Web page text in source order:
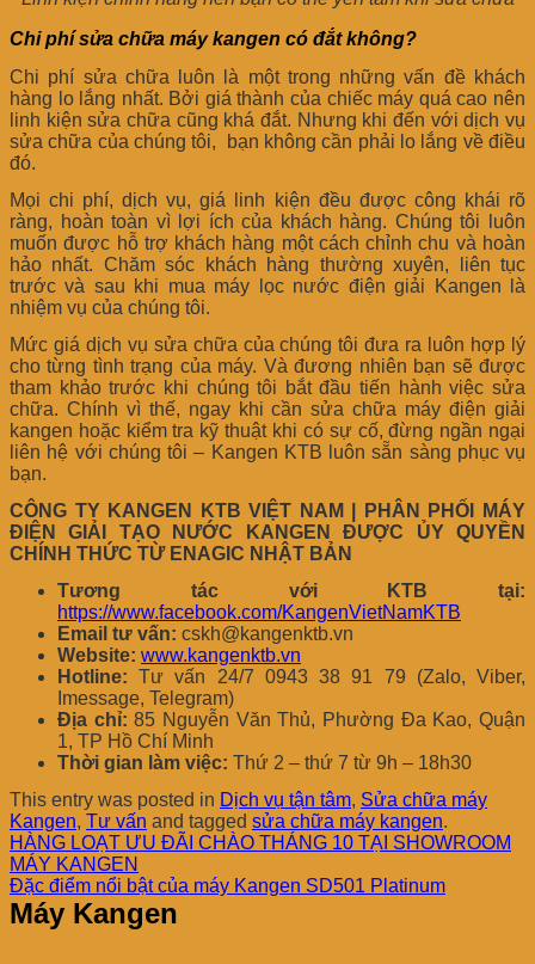
Chi phí sửa chữa máy kangen có đắt không?
Chi phí sửa chữa luôn là một trong những vấn đề khách
hàng lo lắng nhất. Bởi giá thành của chiếc máy quá cao nên
linh kiện sửa chữa cũng khá đắt. Nhưng khi đến với dịch vụ
sửa chữa của chúng tôi, bạn không cần phải lo lắng về điều
đó.
Mọi chi phí, dịch vụ, giá linh kiện đều được công khái rõ
ràng, hoàn toàn vì lợi ích của khách hàng. Chúng tôi luôn
muốn được hỗ trợ khách hàng một cách chỉnh chu và hoàn
hảo nhất. Chăm sóc khách hàng thường xuyên, liên tục
trước và sau khi mua máy lọc nước điện giải Kangen là
nhiệm vụ của chúng tôi.
Mức giá dịch vụ sửa chữa của chúng tôi đưa ra luôn hợp lý
cho từng tình trạng của máy. Và đương nhiên bạn sẽ được
tham khảo trước khi chúng tôi bắt đầu tiến hành việc sửa
chữa. Chính vì thế, ngay khi cần sửa chữa máy điện giải
kangen hoặc kiểm tra kỹ thuật khi có sự cố, đừng ngần ngại
liên hệ với chúng tôi – Kangen KTB luôn sẵn sàng phục vụ
bạn.
CÔNG TY KANGEN KTB VIỆT NAM | PHÂN PHỐI MÁY
ĐIỆN GIẢI TẠO NƯỚC KANGEN ĐƯỢC ỦY QUYỀN
CHÍNH THỨC TỪ ENAGIC NHẬT BẢN
Tương tác với KTB tại:
https://www.facebook.com/KangenVietNamKTB
Email tư vấn: cskh@kangenktb.vn
Website: www.kangenktb.vn
Hotline: Tư vấn 24/7 0943 38 91 79 (Zalo, Viber,
Imessage, Telegram)
Địa chỉ: 85 Nguyễn Văn Thủ, Phường Đa Kao, Quận
1, TP Hồ Chí Minh
Thời gian làm việc: Thứ 2 – thứ 7 từ 9h – 18h30
This entry was posted in Dịch vụ tận tâm, Sửa chữa máy
Kangen, Tư vấn and tagged sửa chữa máy kangen.
HÀNG LOẠT ƯU ĐÃI CHÀO THÁNG 10 TẠI SHOWROOM
MÁY KANGEN
Đặc điểm nổi bật của máy Kangen SD501 Platinum
Máy Kangen